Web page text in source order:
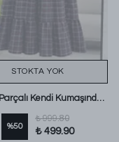
STOKTA YOK
Ekoseli Parçalı Kendi Kumaşından Düğmeli Jile Bordo
%50
₺ 999.80
₺ 499.90